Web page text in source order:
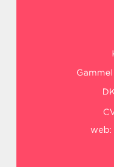
web: